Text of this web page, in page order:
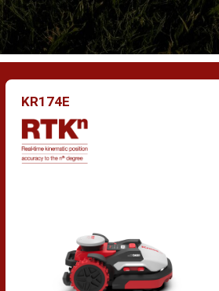
KR174E